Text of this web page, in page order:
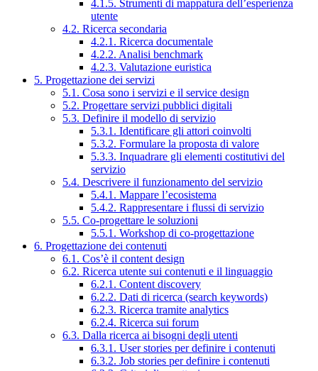
4.1.5. Strumenti di mappatura dell’esperienza
utente
4.2. Ricerca secondaria
4.2.1. Ricerca documentale
4.2.2. Analisi benchmark
4.2.3. Valutazione euristica
5. Progettazione dei servizi
5.1. Cosa sono i servizi e il service design
5.2. Progettare servizi pubblici digitali
5.3. Definire il modello di servizio
5.3.1. Identificare gli attori coinvolti
5.3.2. Formulare la proposta di valore
5.3.3. Inquadrare gli elementi costitutivi del
servizio
5.4. Descrivere il funzionamento del servizio
5.4.1. Mappare l’ecosistema
5.4.2. Rappresentare i flussi di servizio
5.5. Co-progettare le soluzioni
5.5.1. Workshop di co-progettazione
6. Progettazione dei contenuti
6.1. Cos’è il content design
6.2. Ricerca utente sui contenuti e il linguaggio
6.2.1. Content discovery
6.2.2. Dati di ricerca (search keywords)
6.2.3. Ricerca tramite analytics
6.2.4. Ricerca sui forum
6.3. Dalla ricerca ai bisogni degli utenti
6.3.1. User stories per definire i contenuti
6.3.2. Job stories per definire i contenuti